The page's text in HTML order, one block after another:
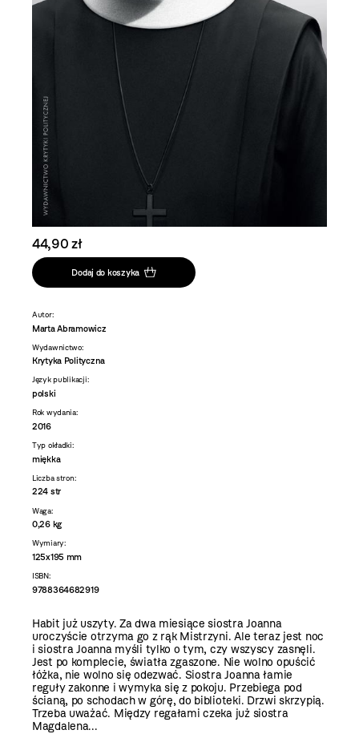
44,90 zł
Dodaj do koszyka
Autor:
Marta Abramowicz
Wydawnictwo:
Krytyka Polityczna
Język publikacji:
polski
Rok wydania:
2016
Typ okładki:
miękka
Liczba stron:
224 str
Waga:
0,26 kg
Wymiary:
125x195 mm
ISBN:
9788364682919
Habit już uszyty. Za dwa miesiące siostra Joanna
uroczyście otrzyma go z rąk Mistrzyni. Ale teraz jest noc
i siostra Joanna myśli tylko o tym, czy wszyscy zasnęli.
Jest po komplecie, światła zgaszone. Nie wolno opuścić
łóżka, nie wolno się odezwać. Siostra Joanna łamie
reguły zakonne i wymyka się z pokoju. Przebiega pod
ścianą, po schodach w górę, do biblioteki. Drzwi skrzypią.
Trzeba uważać. Między regałami czeka już siostra
Magdalena...